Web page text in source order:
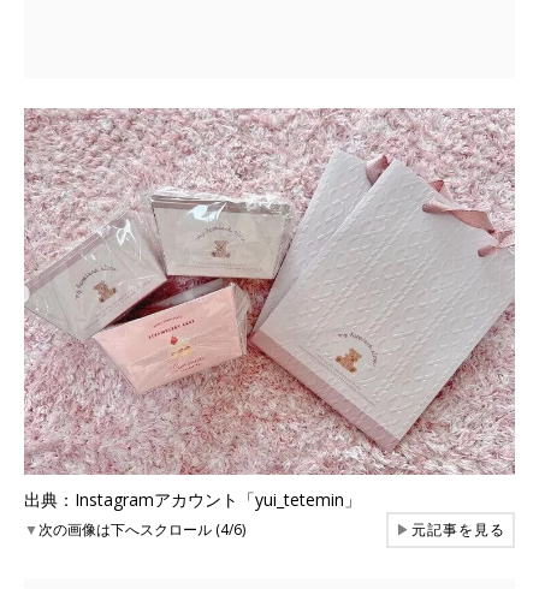
出典：Instagramアカウント「yui_tetemin」
▼次の画像は下へスクロール (4/6) ▶元記事を見る